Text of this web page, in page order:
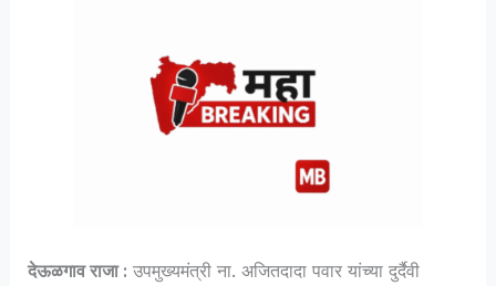
देऊळगाव राजा : उपमुख्यमंत्री ना. अजितदादा पवार यांच्या दुर्दैवी